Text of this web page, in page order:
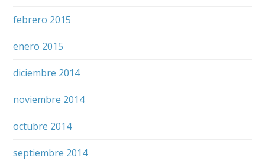
febrero 2015
enero 2015
diciembre 2014
noviembre 2014
octubre 2014
septiembre 2014